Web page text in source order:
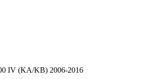
IV (KA/KB) 2006-2016